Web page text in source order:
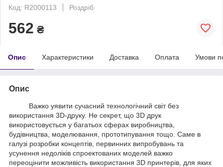
Код: R2000113
Роздріб
562 ₴
Опис Характеристики Доставка Оплата Умови
Опис
Важко уявити сучасний технологічний світ без
використання 3D-друку. Не секрет, що 3D друк
використовується у багатьох сферах виробництва,
будівництва, моделювання, прототипування тощо. Саме в
галузі розробки концептів, первинних випробувань та
усунення недоліків спроектованих моделей важко
переоцінити можливість використання 3D принтерів, для яких